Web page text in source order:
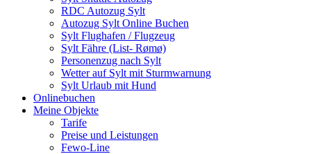
RDC Autozug Sylt
Autozug Sylt Online Buchen
Sylt Flughafen / Flugzeug
Sylt Fähre (List- Rømø)
Personenzug nach Sylt
Wetter auf Sylt mit Sturmwarnung
Sylt Urlaub mit Hund
Onlinebuchen
Meine Objekte
Tarife
Preise und Leistungen
Fewo-Line